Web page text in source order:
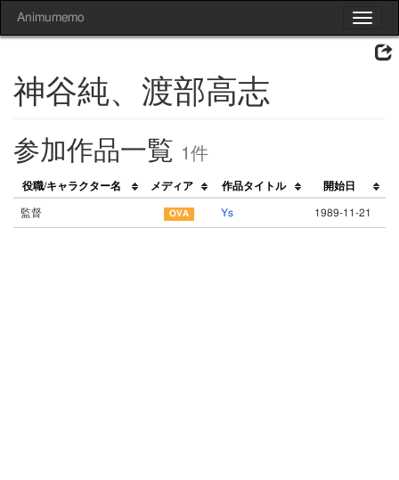
Toggle
Animumemo
神谷純、渡部高志
参加作品一覧 1件
役職/キャラクター名 メディア 作品タイトル 開始日
監督 Ys 1989-11-21